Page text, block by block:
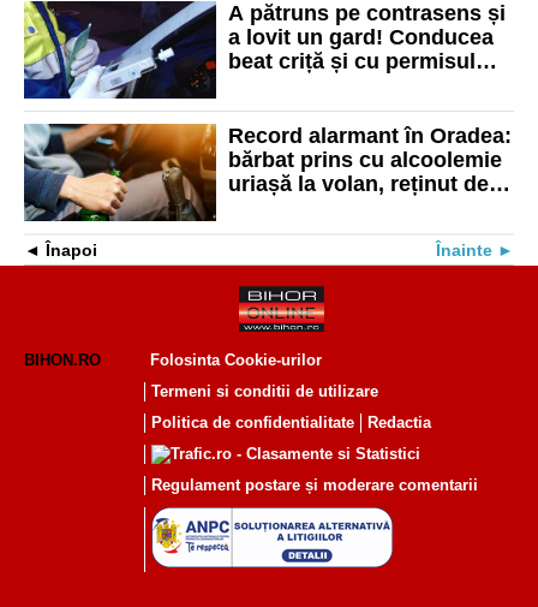
A pătruns pe contrasens și
a lovit un gard! Conducea
beat criță și cu permisul
Barcău
Record alarmant în Oradea:
bărbat prins cu alcoolemie
uriașă la volan, reținut de
Înapoi Înainte
BIHON.RO
Folosinta Cookie-urilor
Termeni si conditii de utilizare
Politica de confidentialitate
Redactia
Regulament postare și moderare comentarii